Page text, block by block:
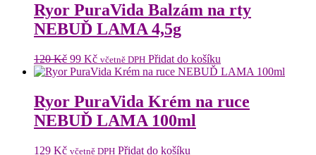
Ryor PuraVida Balzám na rty
NEBUĎ LAMA 4,5g
120Kč Původní
cena
120 Kč.
99 KčAktuální
cena
99 Kč.
včetně DPH Přidat do košíku
Ryor PuraVida Krém na ruce
NEBUĎ LAMA 100ml
129 Kč včetně DPH Přidat do košíku